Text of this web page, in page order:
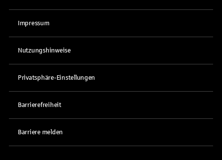
Impressum
Nutzungshinweise
Privatsphäre-Einstellungen
Barrierefreiheit
Barriere melden